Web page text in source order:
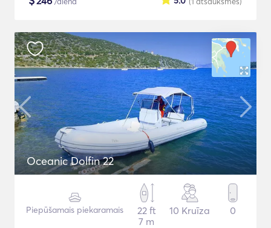
Oceanic Dolfin 22
Piepūšamais piekaramais
22 ft
7 m
10 Kruīza 0